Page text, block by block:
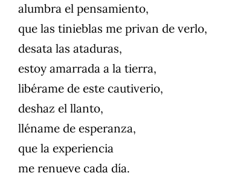
alumbra el pensamiento,
que las tinieblas me privan de verlo,
desata las ataduras,
estoy amarrada a la tierra,
libérame de este cautiverio,
deshaz el llanto,
lléname de esperanza,
que la experiencia
me renueve cada día.